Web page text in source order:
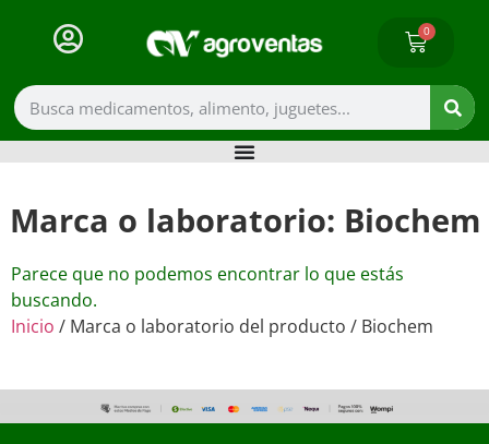
0
Marca o laboratorio: Biochem
Inicio / Marca o laboratorio del producto / Biochem
Parece que no podemos encontrar lo que estás
buscando.